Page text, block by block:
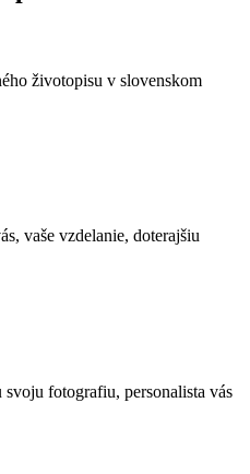
životopisu v slovenskom
vaše vzdelanie, doterajšiu
fotografiu, personalista vás